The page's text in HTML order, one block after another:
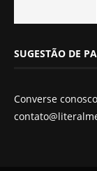
SUGESTÃO DE
Converse